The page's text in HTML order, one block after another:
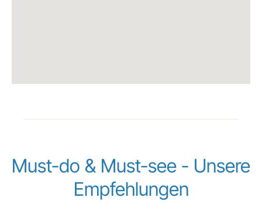
Must-do & Must-see - Unsere
Empfehlungen